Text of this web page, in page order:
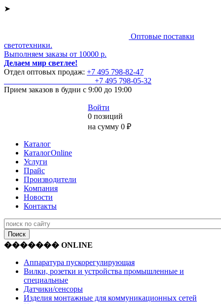
➤
Оптовые поставки
светотехники.
Выполняем заказы от 10000 р.
Делаем мир светлее!
Отдел оптовых продаж: +7 495 798-82-47
+7 495 798-05-32
Прием заказов в будни с 9:00 до 19:00
Войти
0 позиций
на сумму 0 ₽
Каталог
КаталогOnline
Услуги
Прайс
Производители
Компания
Новости
Контакты
������� ONLINE
Аппаратура пускорегулирующая
Вилки, розетки и устройства промышленные и
специальные
Датчики/сенсоры
Изделия монтажные для коммуникационных сетей